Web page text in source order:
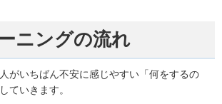
ニングの流れ
がいちばん不安に感じやすい「何をするの
ていきます。